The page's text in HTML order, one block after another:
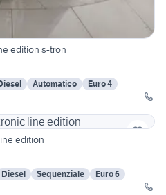
edition s-tron
Automatico
Euro 4
edition
Diesel Sequenziale
Euro 6